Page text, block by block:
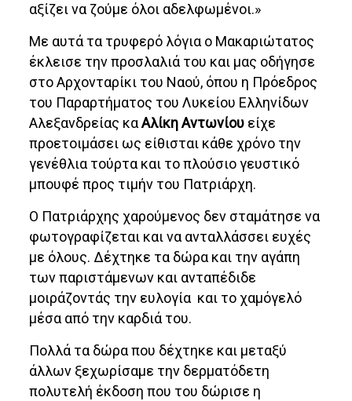
αξίζει να ζούμε όλοι αδελφωμένοι.»
Με αυτά τα τρυφερό λόγια ο Μακαριώτατος
έκλεισε την προσλαλιά του και μας οδήγησε
στο Αρχονταρίκι του Ναού, όπου η Πρόεδρος
του Παραρτήματος του Λυκείου Ελληνίδων
Αλεξανδρείας καΑλίκη Αντωνίου είχε
προετοιμάσει ως είθισται κάθε χρόνο την
γενέθλια τούρτα και το πλούσιο γευστικό
μπουφέ προς τιμήν του Πατριάρχη.
Ο Πατριάρχης χαρούμενος δεν σταμάτησε να
φωτογραφίζεται και να ανταλλάσσει ευχές
με όλους. Δέχτηκε τα δώρα και την αγάπη
των παριστάμενων και ανταπέδιδε
μοιράζοντάς την ευλογία και το χαμόγελό
μέσα από την καρδιά του.
Πολλά τα δώρα που δέχτηκε και μεταξύ
άλλων ξεχωρίσαμε την δερματόδετη
πολυτελή έκδοση που του δώρισε η